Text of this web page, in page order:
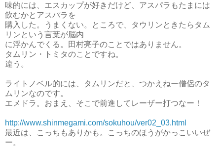
味的には、エスカップが好きだけど、アスパラもたまには
飲むかとアスパラを
購入した。うまくない。ところで、タウリンときたらタム
リンという言葉が脳内
に浮かんでくる。田村亮子のことではありません。
タムリン・トミタのことですね。
違う。
ライトノベル的には、タムリンだと、つかえねー僧侶のタ
ムリンなのです。
エメドラ。おまえ、そこで前進してレーザー打つなー！
http://www.shinmegami.com/sokuhou/ver02_03.html
最近は、こっちもありかも。こっちのほうがかっこいいぜ
ー。